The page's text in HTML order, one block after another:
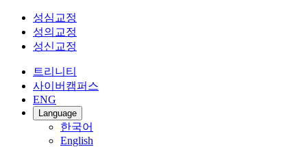
성심교정
성의교정
성신교정
트리니티
사이버캠퍼스
ENG
Language
한국어
English